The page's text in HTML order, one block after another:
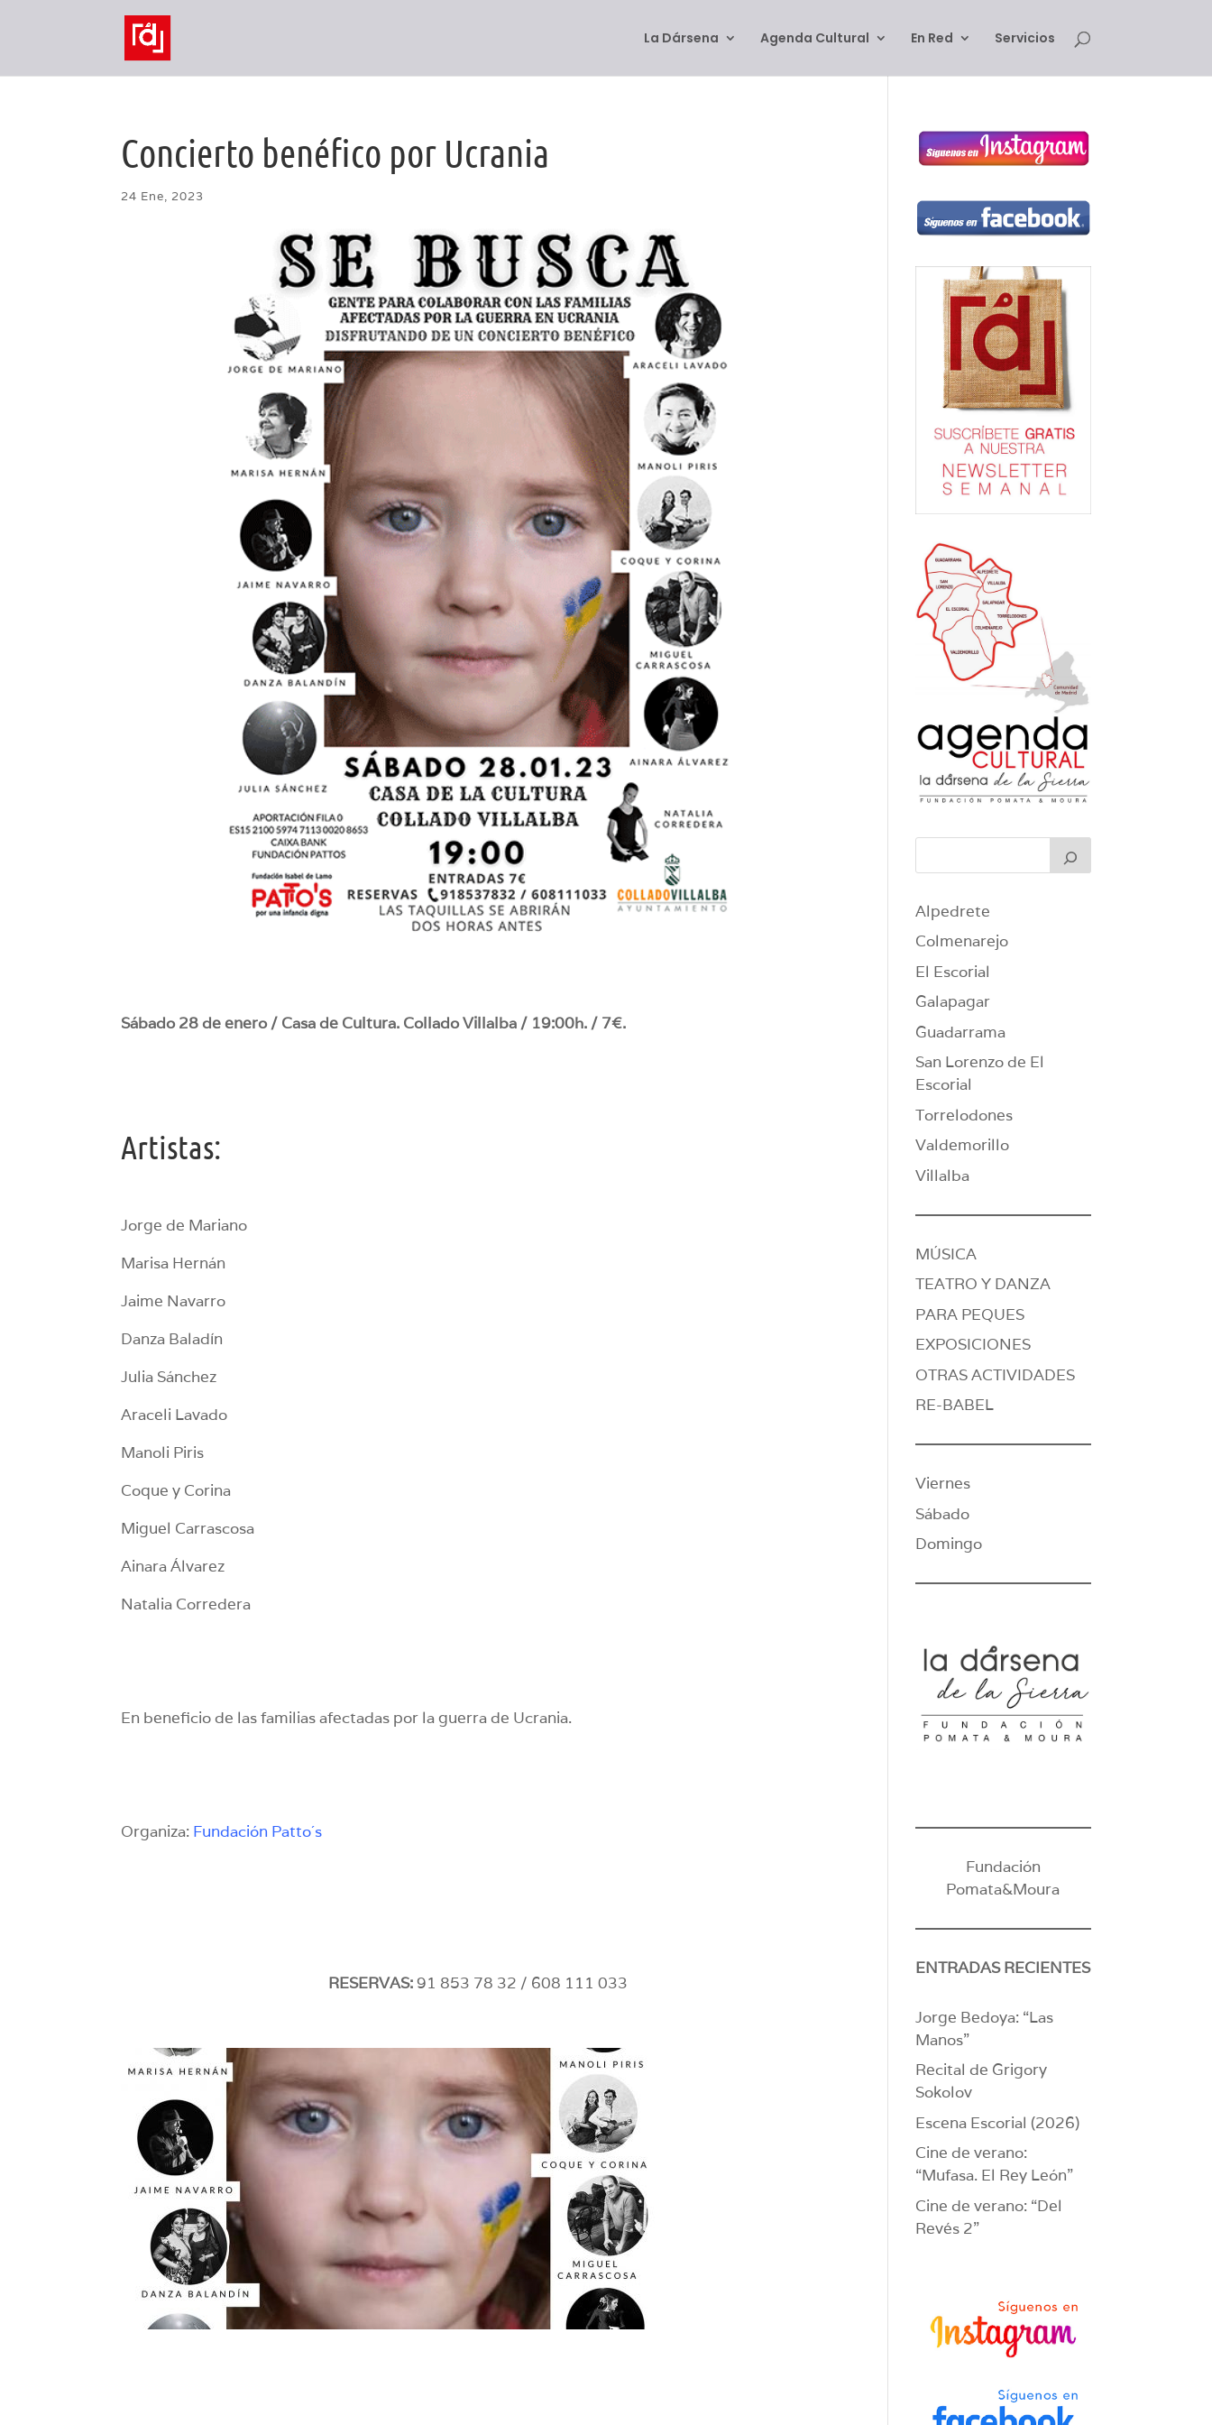
La Dársena Agenda Cultural En Red Servicios
Concierto benéfico por Ucrania
24 Ene, 2023
Sábado 28 de enero / Casa de Cultura. Collado Villalba / 19:00h. / 7€.
Artistas:
Jorge de Mariano
Marisa Hernán
Jaime Navarro
Danza Baladín
Julia Sánchez
Araceli Lavado
Manoli Piris
Coque y Corina
Miguel Carrascosa
Ainara Álvarez
Natalia Corredera
En beneficio de las familias afectadas por la guerra de Ucrania.
Organiza: Fundación Patto´s
RESERVAS:91 853 78 32 / 608 111 033
Alpedrete
Colmenarejo
El Escorial
Galapagar
Guadarrama
San Lorenzo de El
Escorial
Torrelodones
Valdemorillo
Villalba
MÚSICA
TEATRO Y DANZA
PARA PEQUES
EXPOSICIONES
OTRAS ACTIVIDADES
RE-BABEL
Viernes
Sábado
Domingo
Fundación
Pomata&Moura
ENTRADAS RECIENTES
Jorge Bedoya: “Las
Manos”
Recital de Grigory
Sokolov
Escena Escorial (2026)
Cine de verano:
“Mufasa. El Rey León”
Cine de verano: “Del
Revés 2”